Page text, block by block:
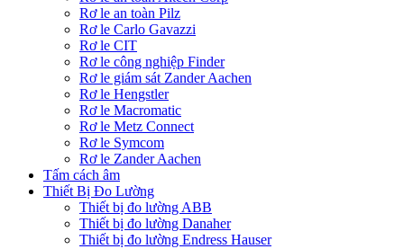
Rơ le an toàn Pilz
Rơ le Carlo Gavazzi
Rơ le CIT
Rơ le công nghiệp Finder
Rơ le giám sát Zander Aachen
Rơ le Hengstler
Rơ le Macromatic
Rơ le Metz Connect
Rơ le Symcom
Rơ le Zander Aachen
Tấm cách âm
Thiết Bị Đo Lường
Thiết bị đo lường ABB
Thiết bị đo lường Danaher
Thiết bị đo lường Endress Hauser